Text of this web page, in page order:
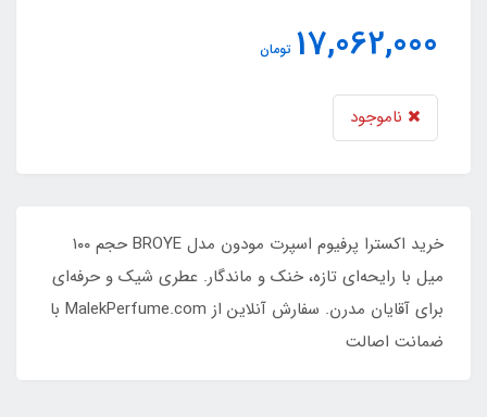
17,062,000 تومان
ناموجود
خرید اکسترا پرفیوم اسپرت مودون مدل BROYE حجم ۱۰۰
میل با رایحه‌ای تازه، خنک و ماندگار. عطری شیک و حرفه‌ای
برای آقایان مدرن. سفارش آنلاین از MalekPerfume.com با
ضمانت اصالت